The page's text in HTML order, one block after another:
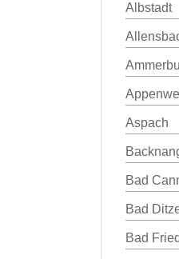
Albstadt
Aspach
Bad
Bad
Bad